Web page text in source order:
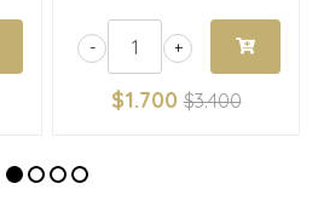
+
-
$1.700 $3.400